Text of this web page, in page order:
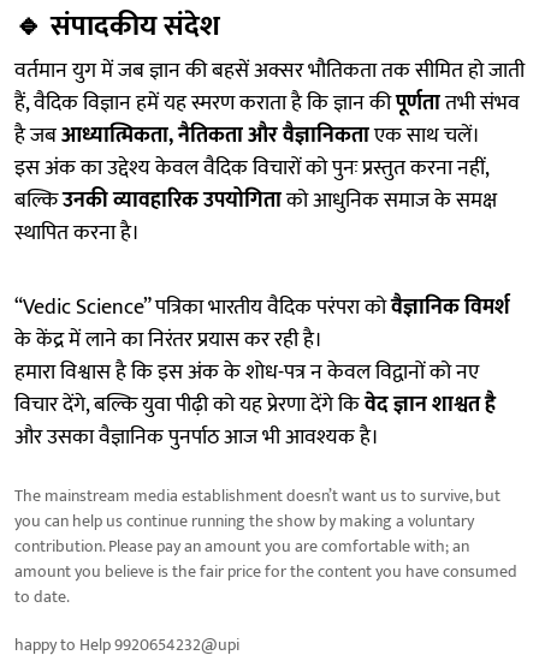
🔹संपादकीय संदेश
वर्तमान युग में जब ज्ञान की बहसें अक्सर भौतिकता तक सीमित हो जाती
हैं, वैदिक विज्ञान हमें यह स्मरण कराता है कि ज्ञान कीपूर्णतातभी संभव
है जबआध्यात्मिकता, नैतिकता और वैज्ञानिकताएक साथ चलें।
इस अंक का उद्देश्य केवल वैदिक विचारों को पुनः प्रस्तुत करना नहीं,
बल्किउनकी व्यावहारिक उपयोगिताको आधुनिक समाज के समक्ष
स्थापित करना है।
“Vedic Science” पत्रिका भारतीय वैदिक परंपरा कोवैज्ञानिक विमर्श
के केंद्र में लाने का निरंतर प्रयास कर रही है।
हमारा विश्वास है कि इस अंक के शोध-पत्र न केवल विद्वानों को नए
विचार देंगे, बल्कि युवा पीढ़ी को यह प्रेरणा देंगे किवेद ज्ञान शाश्वत है
और उसका वैज्ञानिक पुनर्पाठ आज भी आवश्यक है।
The mainstream media establishment doesn’t want us to survive, but
you can help us continue running the show by making a voluntary
contribution. Please pay an amount you are comfortable with; an
amount you believe is the fair price for the content you have consumed
to date.
happy to Help 9920654232@upi